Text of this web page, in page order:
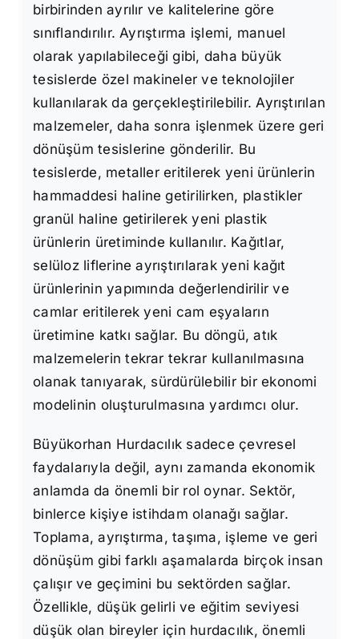
birbirinden ayrılır ve kalitelerine göre
sınıflandırılır. Ayrıştırma işlemi, manuel
olarak yapılabileceği gibi, daha büyük
tesislerde özel makineler ve teknolojiler
kullanılarak da gerçekleştirilebilir. Ayrıştırılan
malzemeler, daha sonra işlenmek üzere geri
dönüşüm tesislerine gönderilir. Bu
tesislerde, metaller eritilerek yeni ürünlerin
hammaddesi haline getirilirken, plastikler
granül haline getirilerek yeni plastik
ürünlerin üretiminde kullanılır. Kağıtlar,
selüloz liflerine ayrıştırılarak yeni kağıt
ürünlerinin yapımında değerlendirilir ve
camlar eritilerek yeni cam eşyaların
üretimine katkı sağlar. Bu döngü, atık
malzemelerin tekrar tekrar kullanılmasına
olanak tanıyarak, sürdürülebilir bir ekonomi
modelinin oluşturulmasına yardımcı olur.
Büyükorhan Hurdacılık sadece çevresel
faydalarıyla değil, aynı zamanda ekonomik
anlamda da önemli bir rol oynar. Sektör,
binlerce kişiye istihdam olanağı sağlar.
Toplama, ayrıştırma, taşıma, işleme ve geri
dönüşüm gibi farklı aşamalarda birçok insan
çalışır ve geçimini bu sektörden sağlar.
Özellikle, düşük gelirli ve eğitim seviyesi
düşük olan bireyler için hurdacılık, önemli